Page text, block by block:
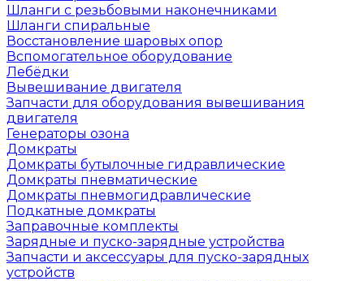
Шланги с резьбовыми наконечниками
Шланги спиральные
Восстановление шаровых опор
Вспомогательное оборудование
Лебёдки
Вывешивание двигателя
Запчасти для оборудования вывешивания
двигателя
Генераторы озона
Домкраты
Домкраты бутылочные гидравлические
Домкраты пневматические
Домкраты пневмогидравлические
Подкатные домкраты
Заправочные комплекты
Зарядные и пуско-зарядные устройства
Запчасти и аксессуары для пуско-зарядных
устройств